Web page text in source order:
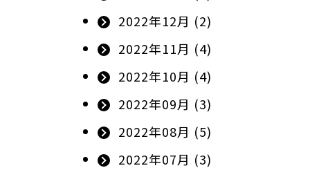
2022年12月 (2)
2022年11月 (4)
2022年10月 (4)
2022年09月 (3)
2022年08月 (5)
2022年07月 (3)